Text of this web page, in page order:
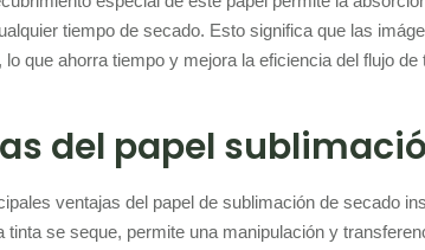
tiempo de secado. Esto significa que las
lo que ahorra tiempo y mejora la eficiencia del flujo de
del papel
ventajas del papel de sublimación de secado
tinta se seque, permite una manipulación y